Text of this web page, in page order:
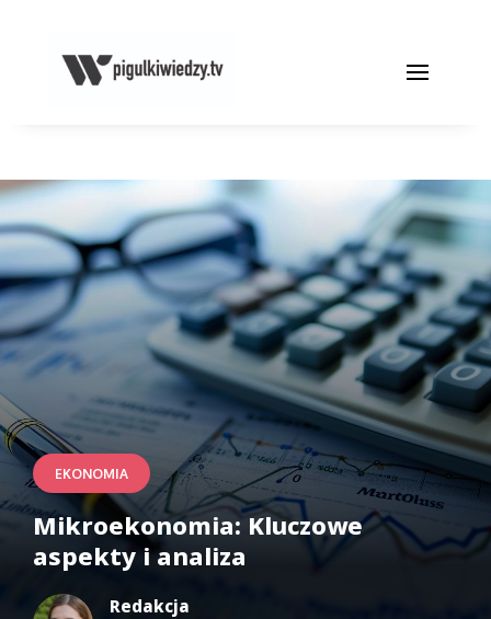
EKONOMIA
Mikroekonomia: Kluczowe
aspekty i analiza
Redakcja